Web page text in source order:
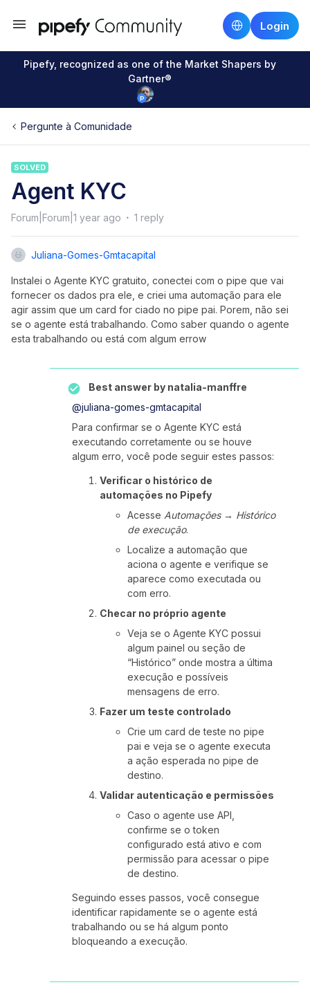
Login
Pipefy, recognized as one of the Market Shapers by
Gartner®
Pergunte à Comunidade
SOLVED
Agent KYC
Forum|Forum|1 year ago 1 reply
Juliana-Gomes-Gmtacapital
Instalei o Agente KYC gratuito, conectei com o pipe que vai
fornecer os dados pra ele, e criei uma automação para ele
agir assim que um card for ciado no pipe pai. Porem, não sei
se o agente está trabalhando. Como saber quando o agente
esta trabalhando ou está com algum errow
Best answer by natalia-manffre
@juliana-gomes-gmtacapital
Para confirmar se o Agente KYC está
executando corretamente ou se houve
algum erro, você pode seguir estes passos:
Verificar o histórico de
automações no Pipefy
Acesse Automações→ Histórico
de execução.
Localize a automação que
aciona o agente e verifique se
aparece como executada ou
com erro.
Checar no próprio agente
Veja se o Agente KYC possui
algum painel ou seção de
“Histórico” onde mostra a última
execução e possíveis
mensagens de erro.
Fazer um teste controlado
Crie um card de teste no pipe
pai e veja se o agente executa
a ação esperada no pipe de
destino.
Validar autenticação e permissões
Caso o agente use API,
confirme se o token
configurado está ativo e com
permissão para acessar o pipe
de destino.
Seguindo esses passos, você consegue
identificar rapidamente se o agente está
trabalhando ou se há algum ponto
bloqueando a execução.